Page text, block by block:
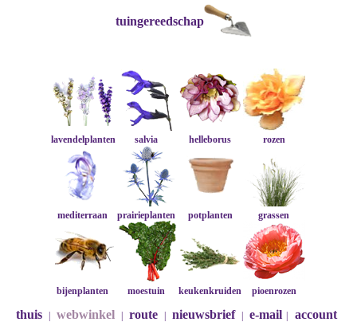
tuingereedschap
lavendelplanten salvia helleborus rozen
mediterraan prairieplanten potplanten grassen
bijenplanten moestuin keukenkruiden pioenrozen
thuis webwinkel route nieuwsbrief e-mail account